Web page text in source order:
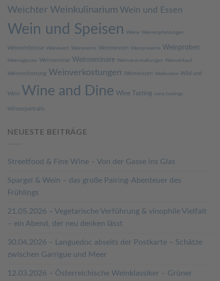
Weichter Weinkulinarium Wein und Essen
Wein und Speisen Weine Weinempfehlungen
Weinerlebnisse Weinevent Weinevents Weinmessen Weinpräsente Weinproben
Weinregionen Weinseminar Weinseminare Weinveranstaltungen Weinverkauf
Weinverkostung Weinverkostungen Weinwissen Weißweine Wild und
Wein Wine and Dine Wine Tasting wine tastings
Winzerportraits
NEUESTE BEITRÄGE
Streetfood & Fine Wine – Von der Gasse ins Glas
Spargel & Wein – das große Pairing-Abenteuer des
Frühlings
21.05.2026 – Vegetarische Verführung & vinophile Vielfalt
– ein Abend, der neu denken lässt
30.04.2026 – Languedoc abseits der Postkarte – Schätze
zwischen Garrigue und Meer
12.03.2026 – Österreichische Weinklassiker – Grüner